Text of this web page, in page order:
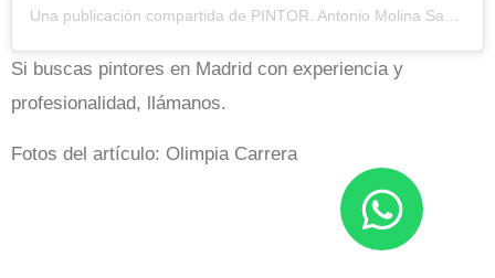
Una publicación compartida de PINTOR. Antonio Molina Sanchez (@olimpiacarrera)
Si buscas pintores en Madrid con experiencia y
profesionalidad, llámanos.
Fotos del artículo: Olimpia Carrera